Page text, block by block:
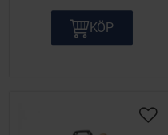
KÖP